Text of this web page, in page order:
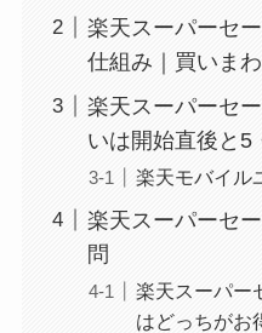
楽天スーパーセ
仕組み｜買いま
楽天スーパーセ
いは開始直後と5
楽天モバイル
楽天スーパーセ
問
楽天スーパー
はどっちがお